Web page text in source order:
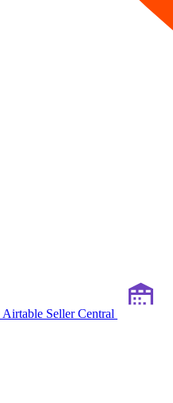
Airtable Seller Central